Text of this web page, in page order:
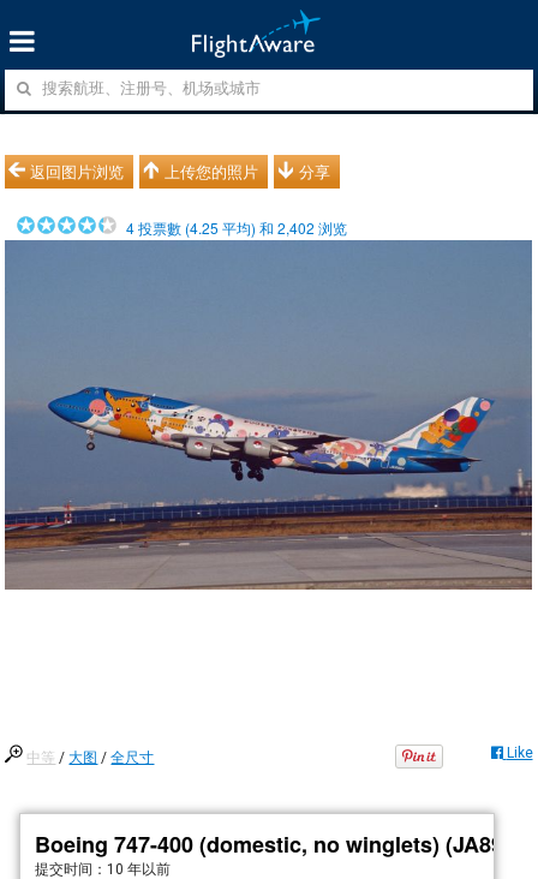
返回图片浏览 上传您的照片 分享
4投票數 (4.25 平均) 和2,402 浏览
中等 /大图 /全尺寸 Like
Boeing 747-400 (domestic, no winglets) (JA8964)
提交时间： 10 年以前